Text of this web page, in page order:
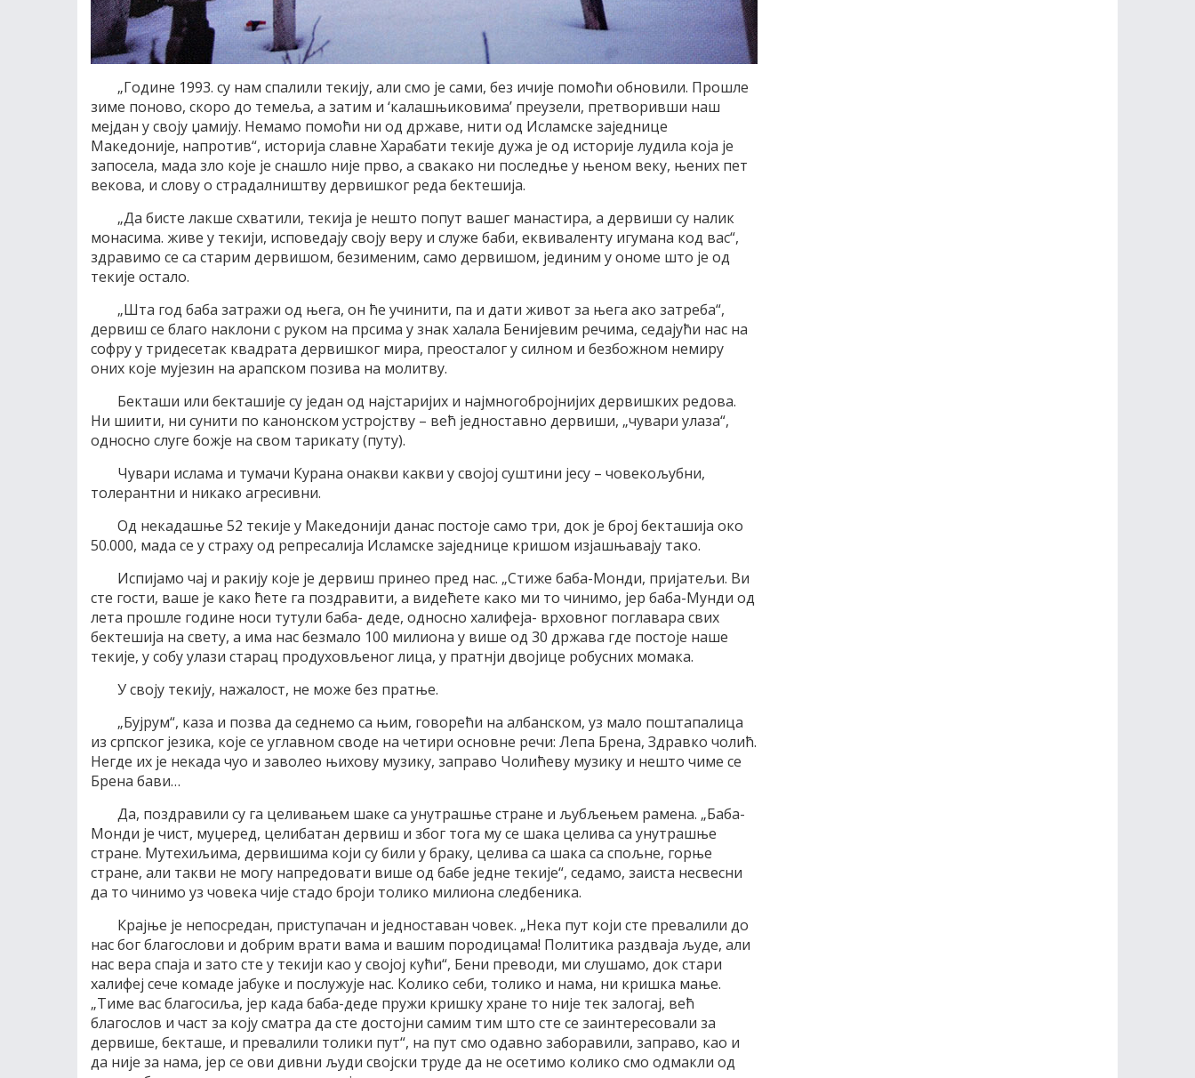
„Године 1993. су нам спалили текију, али смо је сами, без ичије помоћи обновили. Прошле
зиме поново, скоро до темеља, а затим и ‘калашњиковима’ преузели, претворивши наш
мејдан у своју џамију. Немамо помоћи ни од државе, нити од Исламске заједнице
Македоније, напротив“, историја славне Харабати текије дужа је од историје лудила која је
запосела, мада зло које је снашло није прво, а свакако ни последње у њеном веку, њених пет
векова, и слову о страдалништву дервишког реда бектешија.
„Да бисте лакше схватили, текија је нешто попут вашег манастира, а дервиши су налик
монасима. живе у текији, исповедају своју веру и служе баби, еквиваленту игумана код вас“,
здравимо се са старим дервишом, безименим, само дервишом, јединим у ономе што је од
текије остало.
„Шта год баба затражи од њега, он ће учинити, па и дати живот за њега ако затреба“,
дервиш се благо наклони с руком на прсима у знак халала Бенијевим речима, седајући нас на
софру у тридесетак квадрата дервишког мира, преосталог у силном и безбожном немиру
оних које мујезин на арапском позива на молитву.
Бекташи или бекташије су један од најстаријих и најмногобројнијих дервишких редова.
Ни шиити, ни сунити по канонском устројству – већ једноставно дервиши, „чувари улаза“,
односно слуге божје на свом тарикату (путу).
Чувари ислама и тумачи Курана онакви какви у својој суштини јесу – човекољубни,
толерантни и никако агресивни.
Од некадашње 52 текије у Македонији данас постоје само три, док је број бекташија око
50.000, мада се у страху од репресалија Исламске заједнице кришом изјашњавају тако.
Испијамо чај и ракију које је дервиш принео пред нас. „Стиже баба-Монди, пријатељи. Ви
сте гости, ваше је како ћете га поздравити, а видећете како ми то чинимо, јер баба-Мунди од
лета прошле године носи тутули баба- деде, односно халифеја- врховног поглавара свих
бектешија на свету, а има нас безмало 100 милиона у више од 30 држава где постоје наше
текије, у собу улази старац продуховљеног лица, у пратнји двојице робусних момака.
У своју текију, нажалост, не може без пратње.
„Бујрум“, каза и позва да седнемо са њим, говорећи на албанском, уз мало поштапалица
из српског језика, које се углавном своде на четири основне речи: Лепа Брена, Здравко чолић.
Негде их је некада чуо и заволео њихову музику, заправо Чолићеву музику и нешто чиме се
Брена бави…
Да, поздравили су га целивањем шаке са унутрашње стране и љубљењем рамена. „Баба-
Монди је чист, муџеред, целибатан дервиш и због тога му се шака целива са унутрашње
стране. Мутехиљима, дервишима који су били у браку, целива са шака са спољне, горње
стране, али такви не могу напредовати више од бабе једне текије“, седамо, заиста несвесни
да то чинимо уз човека чије стадо броји толико милиона следбеника.
Крајње је непосредан, приступачан и једноставан човек. „Нека пут који сте превалили до
нас бог благослови и добрим врати вама и вашим породицама! Политика раздваја људе, али
нас вера спаја и зато сте у текији као у својој кући“, Бени преводи, ми слушамо, док стари
халифеј сече комаде јабуке и послужује нас. Колико себи, толико и нама, ни кришка мање.
„Тиме вас благосиља, јер када баба-деде пружи кришку хране то није тек залогај, већ
благослов и част за коју сматра да сте достојни самим тим што сте се заинтересовали за
дервише, бекташе, и превалили толики пут“, на пут смо одавно заборавили, заправо, као и
да није за нама, јер се ови дивни људи својски труде да не осетимо колико смо одмакли од